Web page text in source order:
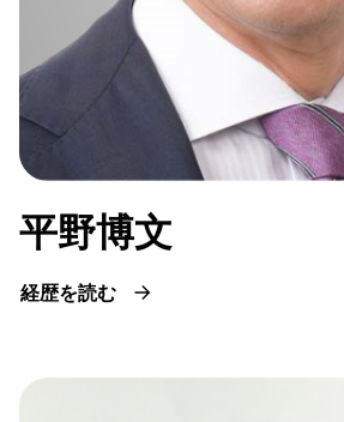
平野博文
経歴を読む